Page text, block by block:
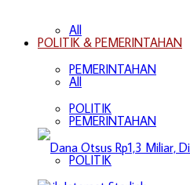
All
PEMERINTAHAN
POLITIK
POLITIK & PEMERINTAHAN
All
PEMERINTAHAN
POLITIK